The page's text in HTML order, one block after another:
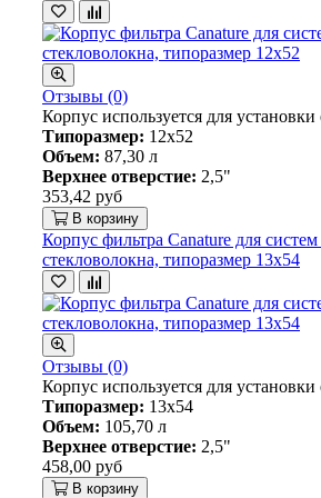
Отзывы (0)
Корпус используется для
Типоразмер: 12х52
Объем: 87,30 л
Верхнее отверстие: 2,5"
353,42 руб
В корзину
Корпус фильтра Canature для
стекловолокна, типоразмер 13х54
Отзывы (0)
Корпус используется для
Типоразмер: 13х54
Объем: 105,70 л
Верхнее отверстие: 2,5"
458,00 руб
В корзину